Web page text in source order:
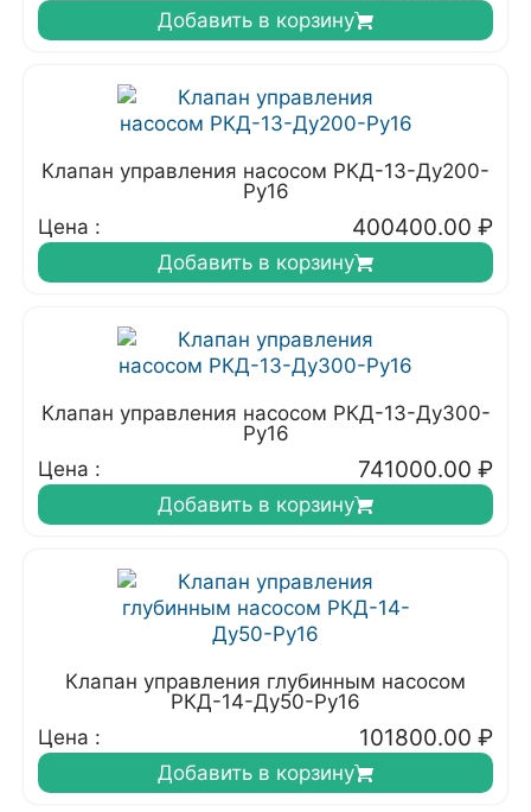
Добавить в корзину
Клапан управления насосом РКД-13-Ду200-
Ру16
Цена :
400400.00 ₽
Добавить в корзину
Клапан управления насосом РКД-13-Ду300-
Ру16
Цена :
741000.00 ₽
Добавить в корзину
Клапан управления глубинным насосом
РКД-14-Ду50-Ру16
Цена :
101800.00 ₽
Добавить в корзину